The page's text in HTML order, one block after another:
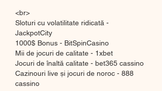
<br>
Sloturi cu volatilitate ridicată -
JackpotCity
1000$ Bonus - BitSpinCasino
Mii de jocuri de calitate - 1xbet
Jocuri de înaltă calitate - bet365 cassino
Cazinouri live și jocuri de noroc - 888
cassino